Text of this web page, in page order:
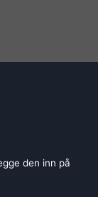
den inn på